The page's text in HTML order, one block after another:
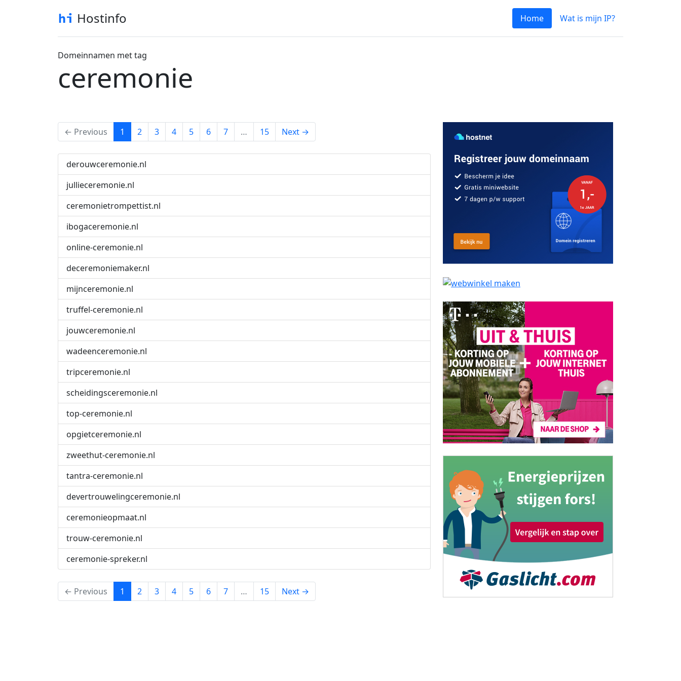
Hostinfo Home Wat is mijn IP?
Domeinnamen met tag
ceremonie
← Previous 1 (current)
2 3 4 5 6 7 … 15 Next →
derouwceremonie.nl
jullieceremonie.nl
ceremonietrompettist.nl
ibogaceremonie.nl
online-ceremonie.nl
deceremoniemaker.nl
mijnceremonie.nl
truffel-ceremonie.nl
jouwceremonie.nl
wadeenceremonie.nl
tripceremonie.nl
scheidingsceremonie.nl
top-ceremonie.nl
opgietceremonie.nl
zweethut-ceremonie.nl
tantra-ceremonie.nl
devertrouwelingceremonie.nl
ceremonieopmaat.nl
trouw-ceremonie.nl
ceremonie-spreker.nl
← Previous 1 (current)
2 3 4 5 6 7 … 15 Next →